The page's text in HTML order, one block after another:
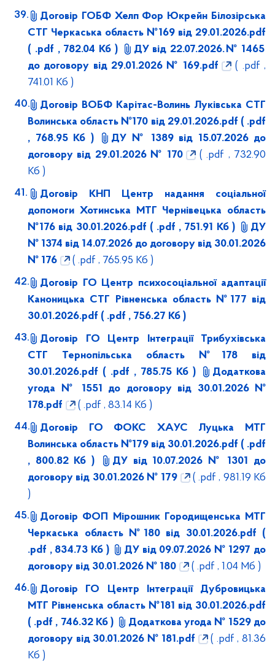
Договір ГОБФ Хелп Фор Юкрейн Білозірська
СТГ Черкаська область №169 від 29.01.2026.pdf
( .pdf , 782.04 Кб )
ДУ від 22.07.2026.№ 1465
до договору від 29.01.2026 № 169.pdf
( .pdf ,
741.01 Кб )
Договір ВОБФ Карітас-Волинь Луківська СТГ
Волинська область №170 від 29.01.2026.pdf ( .pdf
, 768.95 Кб )
ДУ № 1389 від 15.07.2026 до
договору від 29.01.2026 № 170
( .pdf , 732.90
Кб )
Договір КНП Центр надання соціальної
допомоги Хотинська МТГ Чернівецька область
№176 від 30.01.2026.pdf ( .pdf , 751.91 Кб )
ДУ
№ 1374 від 14.07.2026 до договору від 30.01.2026
№ 176
( .pdf , 765.95 Кб )
Договір ГО Центр психосоціальної адаптації
Каноницька СТГ Рівненська область №177 від
30.01.2026.pdf ( .pdf , 756.27 Кб )
Договір ГО Центр Інтеграції Трибухівська
СТГ Тернопільська область №178 від
30.01.2026.pdf ( .pdf , 785.75 Кб )
Додаткова
угода № 1551 до договору від 30.01.2026 №
178.pdf
( .pdf , 83.14 Кб )
Договір ГО ФОКС ХАУС Луцька МТГ
Волинська область №179 від 30.01.2026.pdf ( .pdf
, 800.82 Кб )
ДУ від 10.07.2026 № 1301 до
договору від 30.01.2026 № 179
( .pdf , 981.19 Кб
)
Договір ФОП Мірошник Городищенська МТГ
Черкаська область №180 від 30.01.2026.pdf (
.pdf , 834.73 Кб )
ДУ від 09.07.2026 № 1297 до
договору від 30.01.2026 № 180
( .pdf , 1.04 Мб )
Договір ГО Центр Інтеграції Дубровицька
МТГ Рівненська область №181 від 30.01.2026.pdf
( .pdf , 746.32 Кб )
Додаткова угода № 1529 до
договору від 30.01.2026 № 181.pdf
( .pdf , 81.36
Кб )